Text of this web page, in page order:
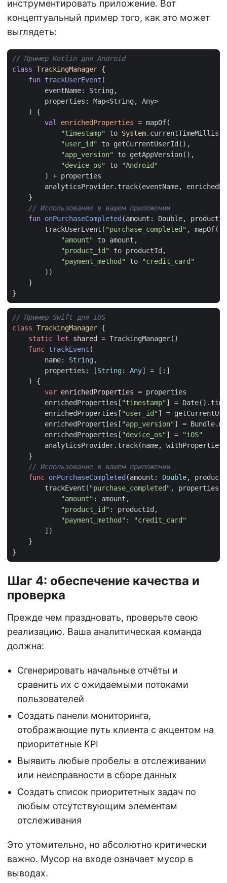
инструментировать приложение. Вот
концептуальный пример того, как это может
выглядеть:
class TrackingManager {
fun trackUserEvent (
eventName: String ,
properties : Map<String , Any>
)
{
val
enrichedProperties = mapOf(
"timestamp"
to System. currentTimeMillis
"user_id"
to getCurrentUserId (),
"app_version"
to getAppVersion(),
"device_os"
to
"Android"
)
+ properties
analyticsProvider. track(eventName,
}
fun onPurchaseCompleted (amount : Double,
productId
trackUserEvent ( "purchase_completed" , mapOf(
"amount"
to amount ,
"product_id"
to productId ,
"payment_method"
to
"credit_card"
))
}
}
// Пример Swift для iOS
class TrackingManager {
static let shared = TrackingManager()
func trackEvent (
name: String,
properties : [String: Any] =
[:]
)
{
var enrichedProperties = properties
enrichedProperties [ "timestamp"] = Date().
enrichedProperties [ "user_id"] =
enrichedProperties [ "app_version"] = Bundle.
enrichedProperties [ "device_os"] =
"iOS"
analyticsProvider. track(name, withProperties
}
// Использование в вашем приложении
func onPurchaseCompleted (amount : Double,
trackEvent ( "purchase_completed" , properties
"amount" : amount ,
"product_id" : productId ,
"payment_method" :
"credit_card"
])
}
}
Шаг 4: обеспечение качества и
проверка
Прежде чем праздновать, проверьте свою
реализацию. Ваша аналитическая команда
должна:
Сгенерировать начальные отчёты и
сравнить их с ожидаемыми потоками
пользователей
Создать панели мониторинга,
отображающие путь клиента с акцентом на
приоритетные KPI
Выявить любые пробелы в отслеживании
или неисправности в сборе данных
Создать список приоритетных задач по
любым отсутствующим элементам
отслеживания
Это утомительно, но абсолютно критически
важно. Мусор на входе означает мусор в
выводах.